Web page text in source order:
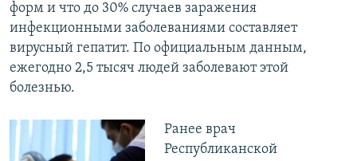
форм и что до 30% случаев заражения
инфекционными заболеваниями составляет
вирусный гепатит. По официальным данным,
ежегодно 2,5 тысяч людей заболевают этой
болезнью.
Ранее врач
Республиканской